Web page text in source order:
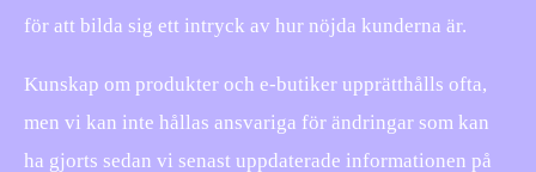
för att bilda sig ett intryck av hur nöjda kunderna är.
Kunskap om produkter och e-butiker upprätthålls ofta,
men vi kan inte hållas ansvariga för ändringar som kan
ha gjorts sedan vi senast uppdaterade informationen på